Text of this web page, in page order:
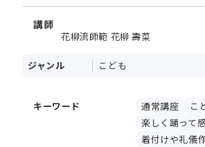
講師
花柳流師範 花柳 壽菜
ジャンル こども
キーワード 通常講座
こ
楽しく踊って
着付けや礼儀